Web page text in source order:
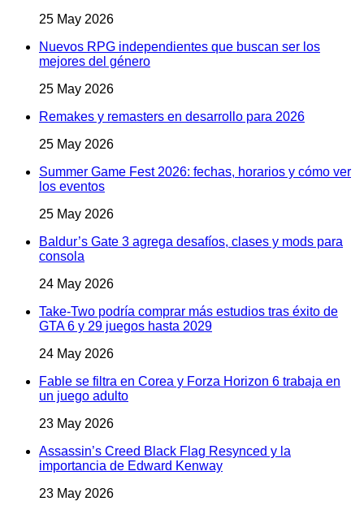
25 May 2026
Nuevos RPG independientes que buscan ser los
mejores del género
25 May 2026
Remakes y remasters en desarrollo para 2026
25 May 2026
Summer Game Fest 2026: fechas, horarios y cómo ver
los eventos
25 May 2026
Baldur’s Gate 3 agrega desafíos, clases y mods para
consola
24 May 2026
Take-Two podría comprar más estudios tras éxito de
GTA 6 y 29 juegos hasta 2029
24 May 2026
Fable se filtra en Corea y Forza Horizon 6 trabaja en
un juego adulto
23 May 2026
Assassin’s Creed Black Flag Resynced y la
importancia de Edward Kenway
23 May 2026